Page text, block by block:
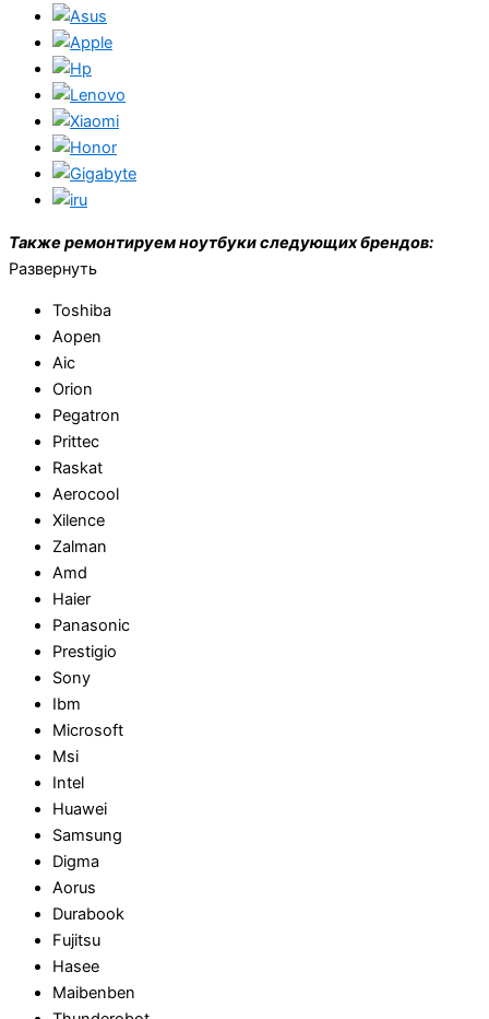
Также ремонтируем ноутбуки следующих брендов:
Развернуть
Toshiba
Aopen
Aic
Orion
Pegatron
Prittec
Raskat
Aerocool
Xilence
Zalman
Amd
Haier
Panasonic
Prestigio
Sony
Ibm
Microsoft
Msi
Intel
Huawei
Samsung
Digma
Aorus
Durabook
Fujitsu
Hasee
Maibenben